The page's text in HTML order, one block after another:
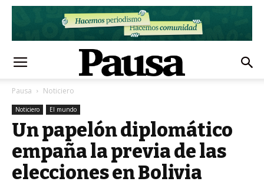
Pausa Noticiero
Noticiero El mundo
Un papelón diplomático
empaña la previa de las
elecciones en Bolivia